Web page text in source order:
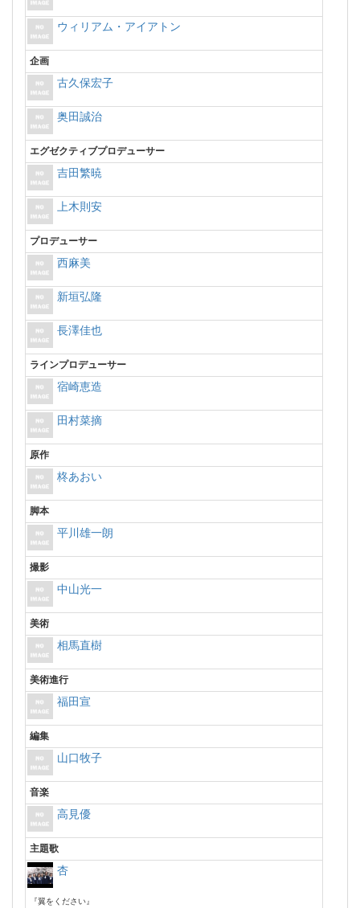
ウィリアム・アイアトン
企画
古久保宏子
奥田誠治
エグゼクティブプロデューサー
吉田繁暁
上木則安
プロデューサー
西麻美
新垣弘隆
長澤佳也
ラインプロデューサー
宿崎恵造
田村菜摘
原作
柊あおい
脚本
平川雄一朗
撮影
中山光一
美術
相馬直樹
美術進行
福田宣
編集
山口牧子
音楽
高見優
主題歌
杏
『翼をください』